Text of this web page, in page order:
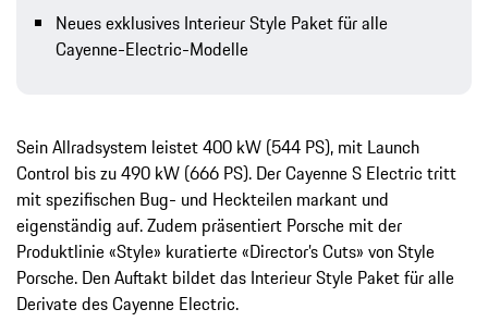
Neues exklusives Interieur Style Paket für alle
Cayenne-Electric-Modelle
Sein Allradsystem leistet 400 kW (544 PS), mit Launch
Control bis zu 490 kW (666 PS). Der Cayenne S Electric tritt
mit spezifischen Bug- und Heckteilen markant und
eigenständig auf. Zudem präsentiert Porsche mit der
Produktlinie «Style» kuratierte «Director’s Cuts» von Style
Porsche. Den Auftakt bildet das Interieur Style Paket für alle
Derivate des Cayenne Electric.